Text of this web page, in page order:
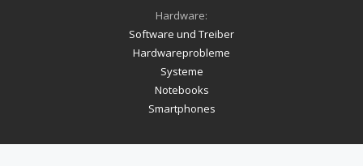
Hardware:
Software und Treiber
Hardwareprobleme
Systeme
Notebooks
Smartphones